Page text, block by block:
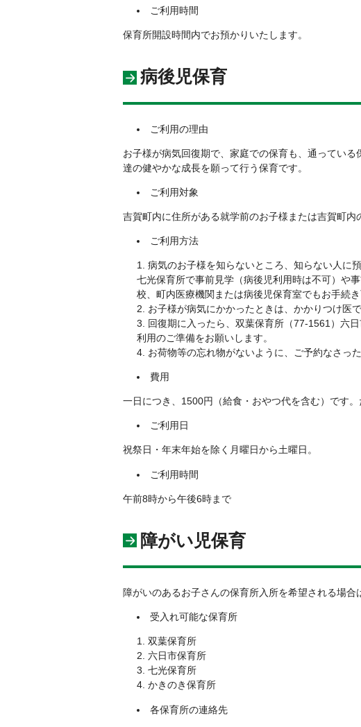
ご利用時間
保育所開設時間内でお預かりいたします。
病後児保育
ご利用の理由
お子様が病気回復期で、家庭での保育も、通ってい
達の健やかな成長を願って行う保育です。
ご利用対象
吉賀町内に住所がある就学前のお子様または吉賀町
ご利用方法
病気のお子様を知らないところ、知らない人に
七光保育所で事前見学（病後児利用時は不可）や
校、町内医療機関または病後児保育室でもお手続
お子様が病気にかかったときは、かかりつけ医
回復期に入ったら、双葉保育所（77-1561）六
利用のご準備をお願いします。
お荷物等の忘れ物がないように、ご予約なさっ
費用
一日につき、1500円（給食・おやつ代を含む）です
ご利用日
祝祭日・年末年始を除く月曜日から土曜日。
ご利用時間
午前8時から午後6時まで
障がい児保育
障がいのあるお子さんの保育所入所を希望される場
受入れ可能な保育所
双葉保育所
六日市保育所
七光保育所
かきのき保育所
各保育所の連絡先